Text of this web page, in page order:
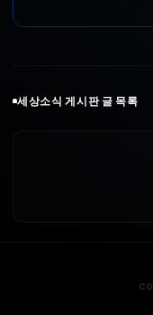
세상소식 게시판 글 목록